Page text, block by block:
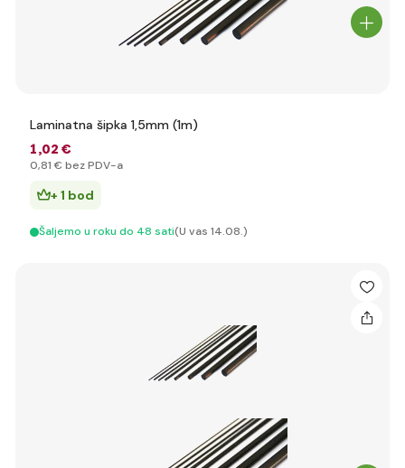
Laminatna šipka 1,5mm (1m)
1,02 €
0,81 € bez PDV-a
+ 1 bod
Šaljemo u roku do 48 sati(U vas 14.08.)